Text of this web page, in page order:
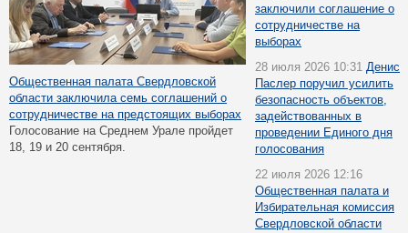
Общественная палата Свердловской
области заключила семь соглашений о
сотрудничестве на предстоящих выборах
Голосование на Среднем Урале пройдет
18, 19 и 20 сентября.
заключили соглашение о
сотрудничестве на
выборах
28 июля 2026 10:31 Денис
Паслер поручил усилить
безопасность объектов,
задействованных в
проведении Единого дня
голосования
22 июля 2026 12:16
Общественная палата и
Избирательная комиссия
Свердловской области